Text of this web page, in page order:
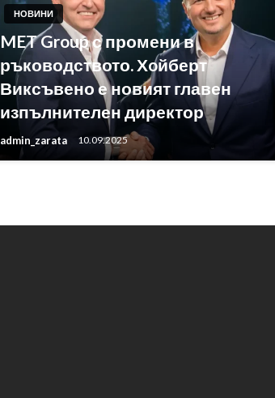
НОВИНИ
MET Group с промени в
ръководството. Хoйберт
Виксъвено е новият главен
изпълнителен директор
admin_zarata 10.09.2025